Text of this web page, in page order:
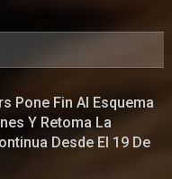
Pone Fin Al Esquema
Y Retoma La
Desde El 19 De